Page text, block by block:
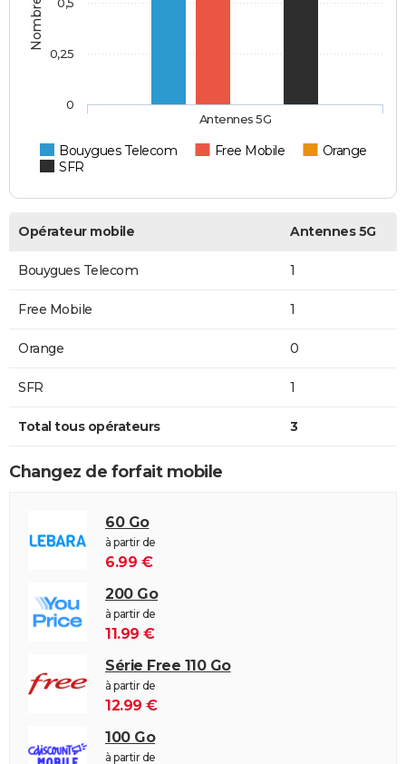
Bouygues Telecom Free Mobile
Orange
SFR
Antennes 5G
0
0,25
Opérateur mobile Antennes 5G
Bouygues Telecom 1
Free Mobile 1
Orange 0
SFR 1
Total tous opérateurs 3
Changez de forfait mobile
60 Go
à partir de
6.99 €
200 Go
à partir de
11.99 €
Série Free 110 Go
à partir de
12.99 €
100 Go
à partir de